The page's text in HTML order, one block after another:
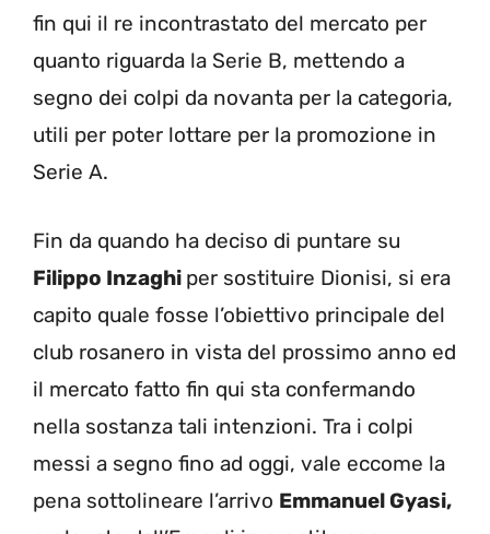
fin qui il re incontrastato del mercato per
quanto riguarda la Serie B, mettendo a
segno dei colpi da novanta per la categoria,
utili per poter lottare per la promozione in
Serie A.
Fin da quando ha deciso di puntare su
Filippo Inzaghi per sostituire Dionisi, si era
capito quale fosse l’obiettivo principale del
club rosanero in vista del prossimo anno ed
il mercato fatto fin qui sta confermando
nella sostanza tali intenzioni. Tra i colpi
messi a segno fino ad oggi, vale eccome la
pena sottolineare l’arrivo Emmanuel Gyasi,